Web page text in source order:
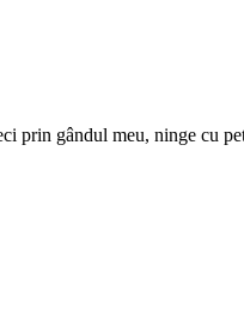
prin gândul meu, ninge cu